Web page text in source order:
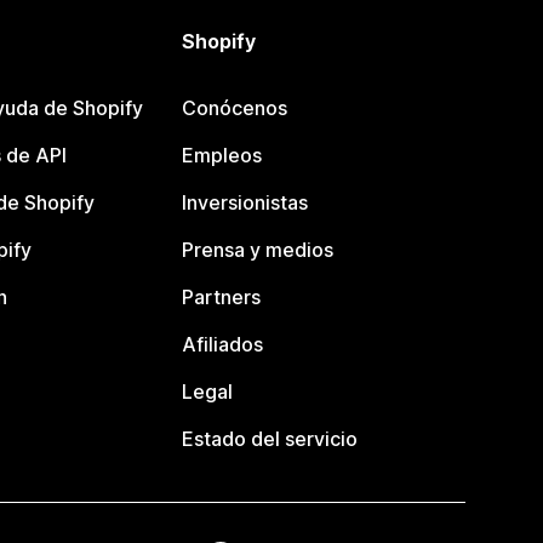
de Shopify
API
Shopify
Shopify
Conócenos
Empleos
Inversionistas
Prensa y medios
Partners
Afiliados
Legal
Estado del servicio